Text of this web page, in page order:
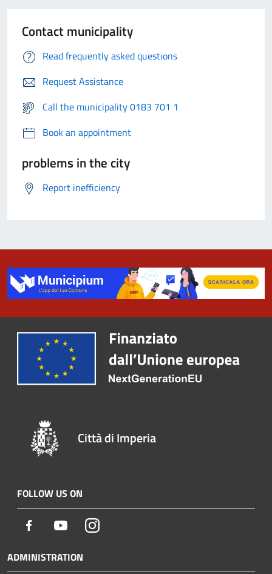
Contact municipality
Read frequently asked questions
Request Assistance
Call the municipality 0183 701 1
Book an appointment
problems in the city
Report inefficiency
Città di Imperia
FOLLOW US ON
Facebook YoutubeInstagram
ADMINISTRATION